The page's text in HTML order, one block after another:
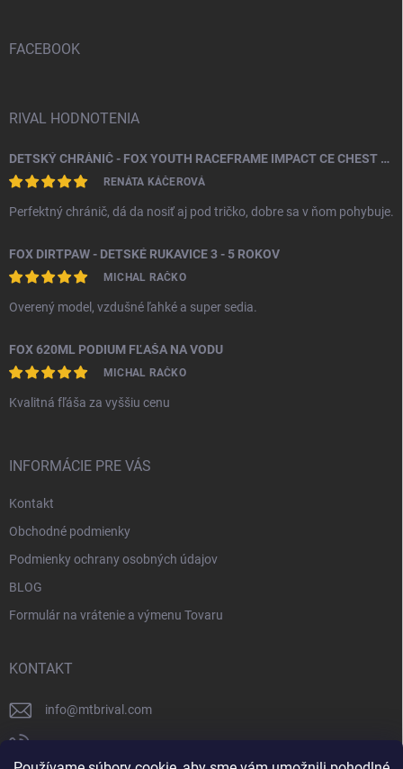
FACEBOOK
RIVAL HODNOTENIA
DETSKÝ CHRÁNIČ - FOX YOUTH RACEFRAME IMPACT CE CHEST GUARD
RENÁTA KÁČEROVÁ
Perfektný chránič, dá da nosiť aj pod tričko, dobre sa v ňom pohybuje.
FOX DIRTPAW - DETSKÉ RUKAVICE 3 - 5 ROKOV
MICHAL RAČKO
Overený model, vzdušné ľahké a super sedia.
FOX 620ML PODIUM FĽAŠA NA VODU
MICHAL RAČKO
Kvalitná fľáša za vyššiu cenu
INFORMÁCIE PRE VÁS
Kontakt
Obchodné podmienky
Podmienky ochrany osobných údajov
BLOG
Formulár na vrátenie a výmenu Tovaru
KONTAKT
info@mtbrival.com